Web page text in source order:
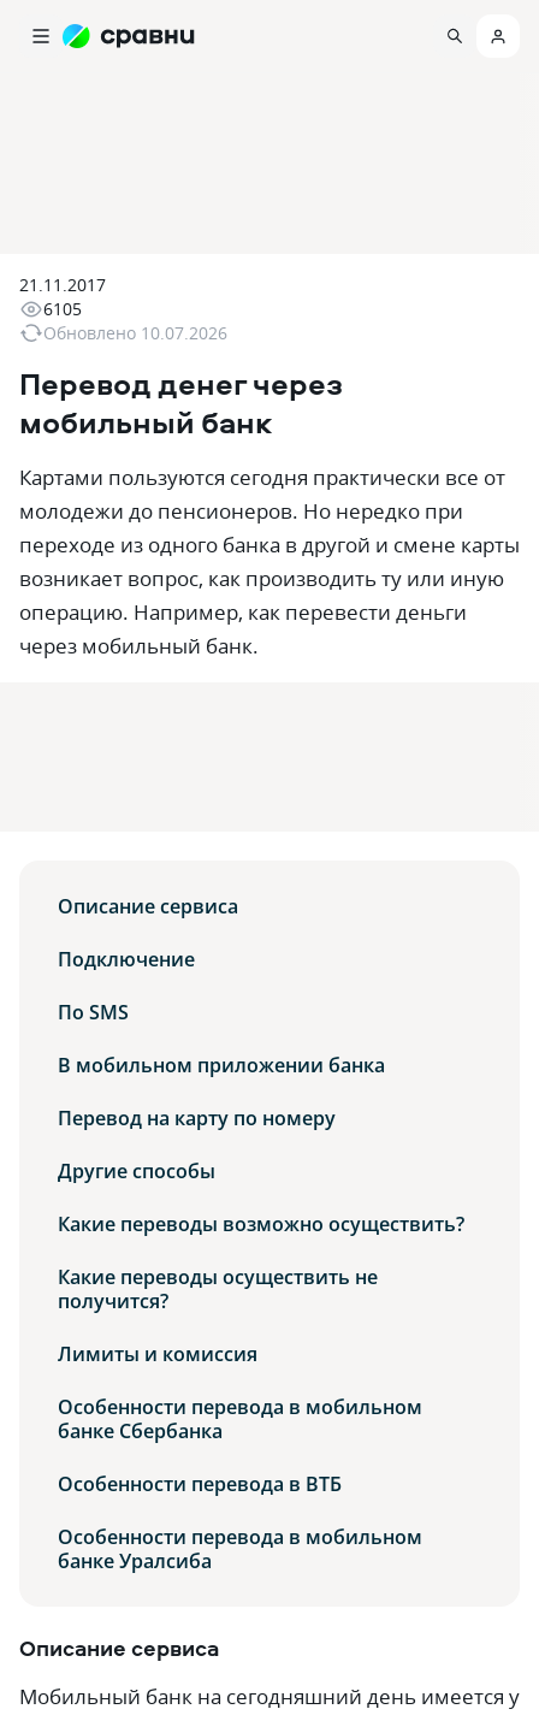
21.11.2017
6105
Обновлено 10.07.2026
Перевод денег через
мобильный банк
Картами пользуются сегодня практически все от
молодежи до пенсионеров. Но нередко при
переходе из одного банка в другой и смене карты
возникает вопрос, как производить ту или иную
операцию. Например, как перевести деньги
через мобильный банк.
Описание сервиса
Подключение
По SMS
В мобильном приложении банка
Перевод на карту по номеру
Другие способы
Какие переводы возможно осуществить?
Какие переводы осуществить не
получится?
Лимиты и комиссия
Особенности перевода в мобильном
банке Сбербанка
Особенности перевода в ВТБ
Особенности перевода в мобильном
банке Уралсиба
Описание сервиса
Мобильный банк на сегодняшний день имеется у